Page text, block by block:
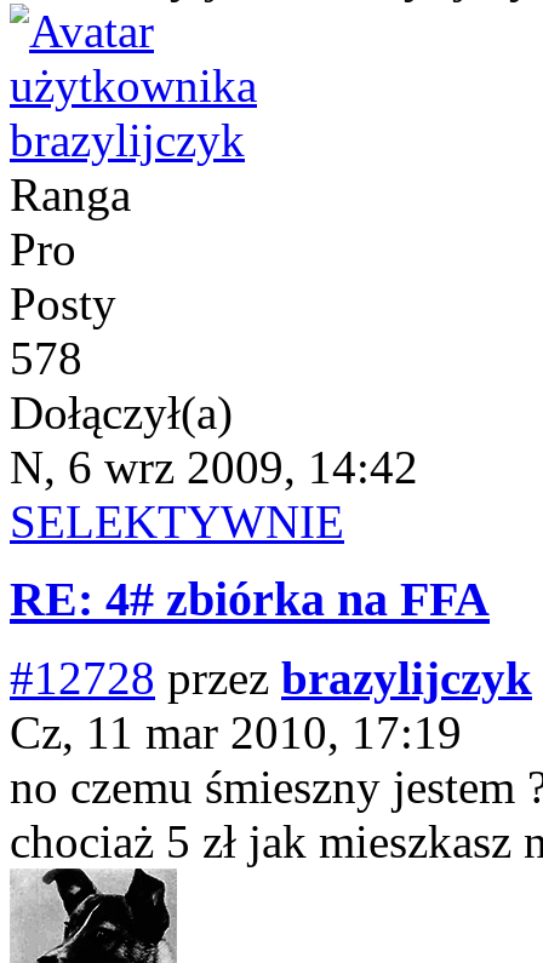
brazylijczyk
Ranga
Pro
Posty
578
Dołączył(a)
N, 6 wrz 2009, 14:42
SELEKTYWNIE
RE: 4# zbiórka na FFA
#12728 przez brazylijczyk
Cz, 11 mar 2010, 17:19
no czemu śmieszny jestem
chociaż 5 zł jak mieszkasz